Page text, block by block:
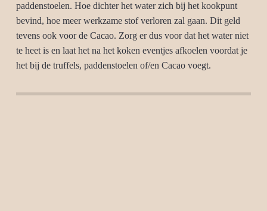
paddenstoelen. Hoe dichter het water zich bij het kookpunt
bevind, hoe meer werkzame stof verloren zal gaan. Dit geld
tevens ook voor de Cacao. Zorg er dus voor dat het water niet
te heet is en laat het na het koken eventjes afkoelen voordat je
het bij de truffels, paddenstoelen of/en Cacao voegt.